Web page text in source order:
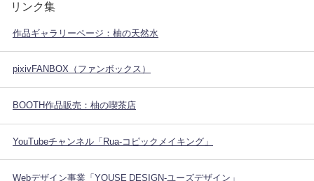
リンク集
作品ギャラリーページ：柚の天然水
pixivFANBOX（ファンボックス）
BOOTH作品販売：柚の喫茶店
YouTubeチャンネル「Rua-コピックメイキング」
Webデザイン事業「YOUSE DESIGN-ユーズデザイン」